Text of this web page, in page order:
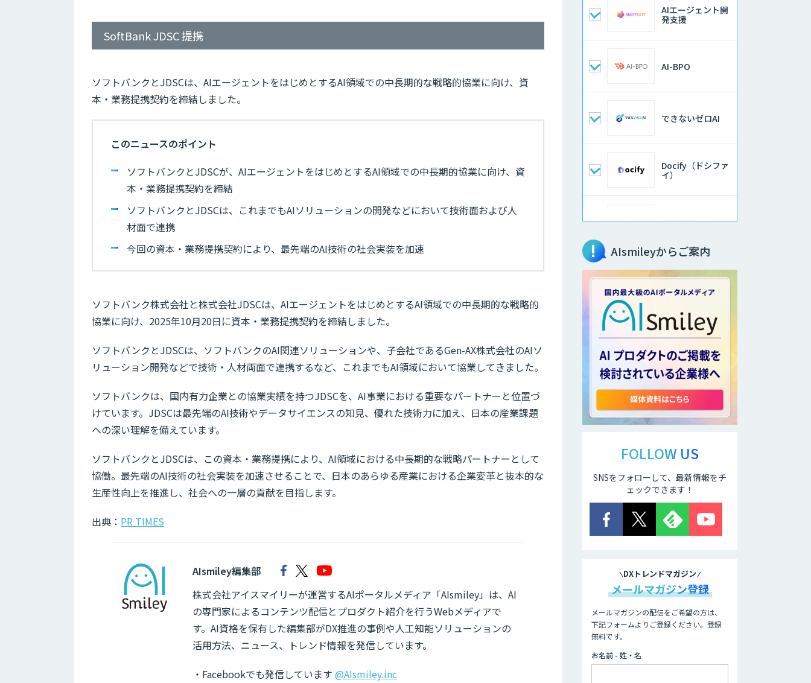
SoftBank JDSC 提携
ソフトバンクとJDSCは、AIエージェントをはじめとするAI領域での中長期的な戦略的協業に向け、資
本・業務提携契約を締結しました。
このニュースのポイント
ソフトバンクとJDSCが、AIエージェントをはじめとするAI領域での中長期的協業に向け、資
本・業務提携契約を締結
ソフトバンクとJDSCは、これまでもAIソリューションの開発などにおいて技術面および人
材面で連携
今回の資本・業務提携契約により、最先端のAI技術の社会実装を加速
ソフトバンク株式会社と株式会社JDSCは、AIエージェントをはじめとするAI領域での中長期的な戦略的
協業に向け、2025年10月20日に資本・業務提携契約を締結しました。
ソフトバンクとJDSCは、ソフトバンクのAI関連ソリューションや、子会社であるGen-AX株式会社のAIソ
リューション開発などで技術・人材両面で連携するなど、これまでもAI領域において協業してきました。
ソフトバンクは、国内有力企業との協業実績を持つJDSCを、AI事業における重要なパートナーと位置づ
けています。JDSCは最先端のAI技術やデータサイエンスの知見、優れた技術力に加え、日本の産業課題
への深い理解を備えています。
ソフトバンクとJDSCは、この資本・業務提携により、AI領域における中長期的な戦略パートナーとして
協働。最先端のAI技術の社会実装を加速させることで、日本のあらゆる産業における企業変革と抜本的な
生産性向上を推進し、社会への一層の貢献を目指します。
出典： PR TIMES
AIsmiley編集部
株式会社アイスマイリーが運営するAIポータルメディア「AIsmiley」は、AI
の専門家によるコンテンツ配信とプロダクト紹介を行うWebメディアで
す。AI資格を保有した編集部がDX推進の事例や人工知能ソリューションの
活用方法、ニュース、トレンド情報を発信しています。
・Facebookでも発信しています @AIsmiley.inc
AIエージェント開
発支援
AI-BPO
できないゼロAI
Docify（ドシファ
イ）
STORM Platform
imprai ezKotae
データ分析エージ
ェント
物品輸出から留学
生・研究者のバッ
動化。輸出管理
AI「TRAFEED」
byGMO
AIR-NEXUS
secondz
AIsmileyからご案内
FOLLOW US
SNSをフォローして、最新情報をチ
ェックできます！
DXトレンドマガジン
メールマガジン登録
メールマガジンの配信をご希望の方は、
下記フォームよりご登録ください。登録
無料です。
お名前 - 姓・名